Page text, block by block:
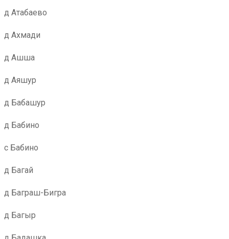
д Атабаево
д Ахмади
д Ашша
д Аяшур
д Бабашур
д Бабино
с Бабино
д Багай
д Баграш-Бигра
д Багыр